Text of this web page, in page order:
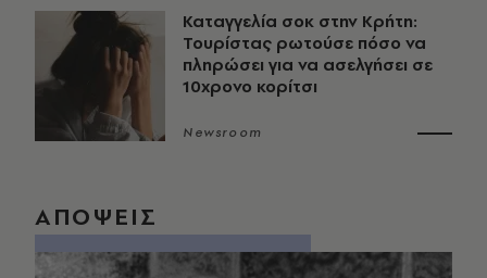
Καταγγελία σοκ στην Κρήτη:
Τουρίστας ρωτούσε πόσο να
πληρώσει για να ασελγήσει σε
10χρονο κορίτσι
Newsroom
ΑΠΟΨΕΙΣ